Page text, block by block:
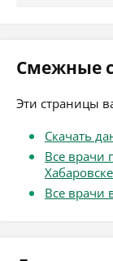
Смежные
Эти страницы
Скачать
Все врачи
Хабаровске
Все врачи